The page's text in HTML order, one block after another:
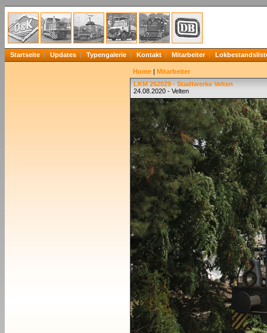
Startseite Updates Typengalerie Kontakt Mitarbeiter
Home | Mitarbeiter
LKM 262029 - Stadtwerke Velten
24.08.2020 - Velten